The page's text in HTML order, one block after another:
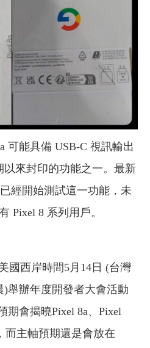
能具備 USB-C 視訊輸出
以來封印的功能之一。最新
經開始測試這一功能，未
Pixel 8 系列用戶。
國西岸時間5月14日 (台灣
)舉辦年度開發者大會活動
期會揭曉Pixel 8a、Pixel
而主軸預期還是會放在